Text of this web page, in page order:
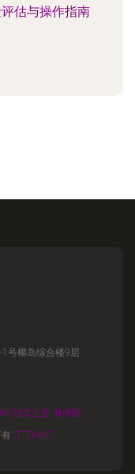
估与操作指南
号椰岛综合楼9层
拍卖业务 海南陆
SITEMAP